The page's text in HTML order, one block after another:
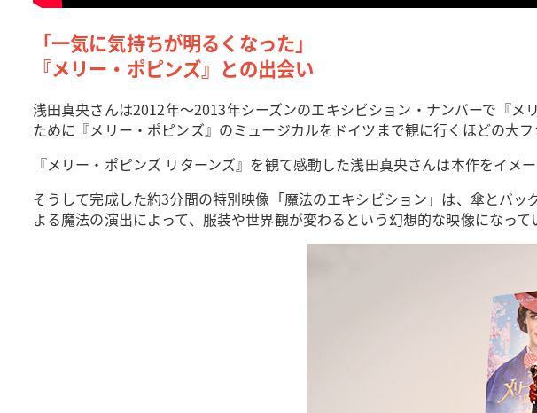
「一気に気持ちが明るくなった」
『メリー・ポピンズ』との出会い
浅田真央さんは2012年～2013年シーズンのエキシビション・ナンバーで『
ために『メリー・ポピンズ』のミュージカルをドイツまで観に行くほどの大フ
『メリー・ポピンズ リターンズ』を観て感動した浅田真央さんは本作をイ
そうして完成した約3分間の特別映像「魔法のエキシビション」は、傘とバ
よる魔法の演出によって、服装や世界観が変わるという幻想的な映像になって